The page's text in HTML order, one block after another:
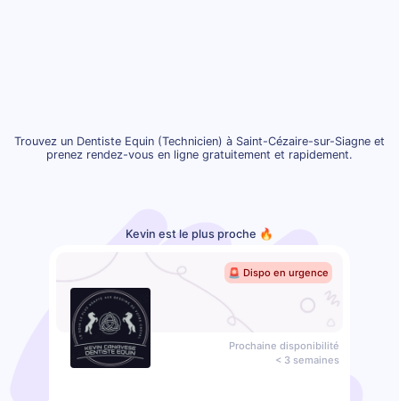
Trouvez un Dentiste Equin (Technicien) à Saint-Cézaire-sur-Siagne et
prenez rendez-vous en ligne gratuitement et rapidement.
Kevin est le plus proche 🔥
🚨 Dispo en urgence
Prochaine disponibilité
< 3 semaines